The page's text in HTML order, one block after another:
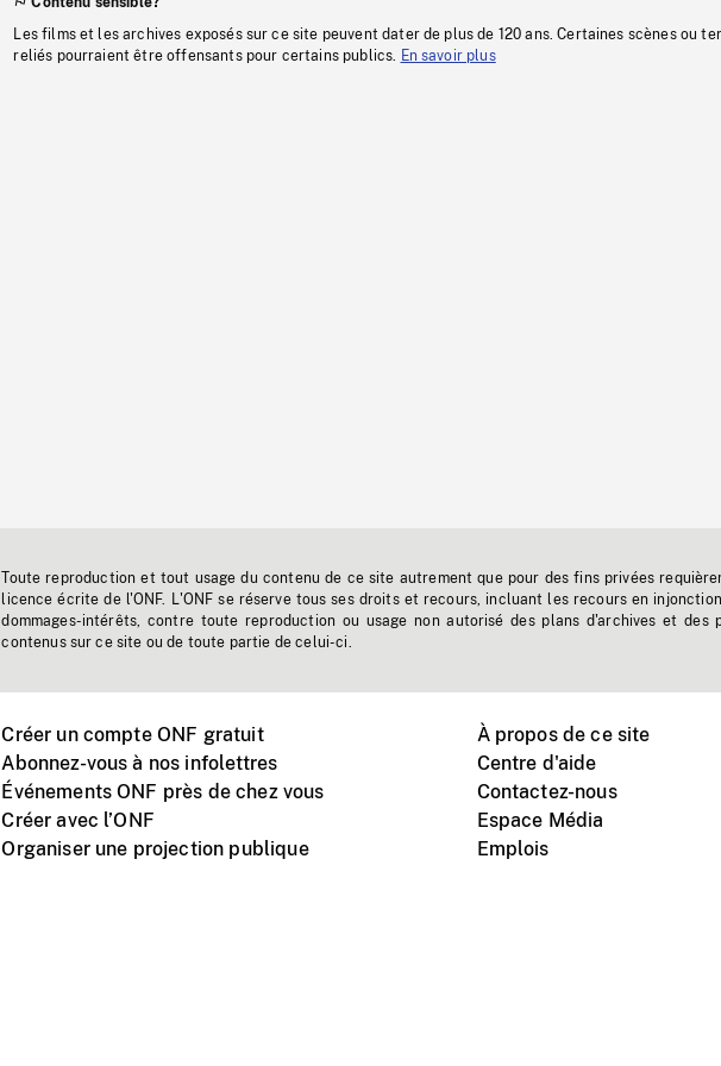
Les films et les archives exposés sur ce site peuvent dater de plus de 120 ans. Certaines scènes ou
reliés pourraient être offensants pour certains publics.
En savoir plus
Toute reproduction et tout usage du contenu de ce site autrement que pour des fins privées
licence écrite de l'ONF. L'ONF se réserve tous ses droits et recours, incluant les recours en
dommages-intérêts, contre toute reproduction ou usage non autorisé des plans d'archives et des
contenus sur ce site ou de toute partie de celui-ci.
Créer un compte ONF gratuit
Abonnez-vous à nos infolettres
Événements ONF près de chez vous
Créer avec l’ONF
Organiser une projection publique
À propos de ce site
Centre d'aide
Contactez-nous
Espace Média
Emplois